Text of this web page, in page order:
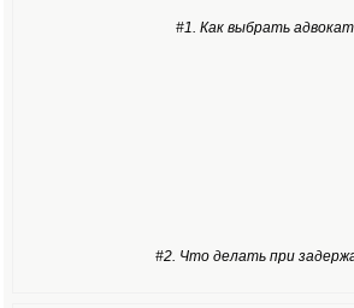
#1. Как выбрать
#2. Что делать при